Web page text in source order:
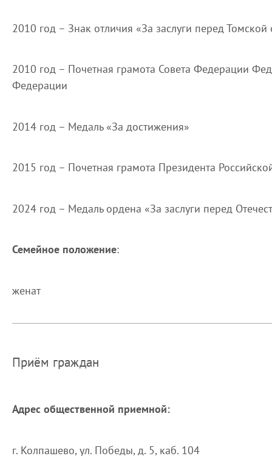
2010 год – Знак отличия «За заслуги перед
2010 год – Почетная грамота Совета Федерации
Федерации
2014 год – Медаль «За достижения»
2015 год – Почетная грамота Президента
2024 год – Медаль ордена «За заслуги перед
Семейное положение:
женат
Приём граждан
Адрес общественной приемной:
г. Колпашево, ул. Победы, д. 5, каб. 104